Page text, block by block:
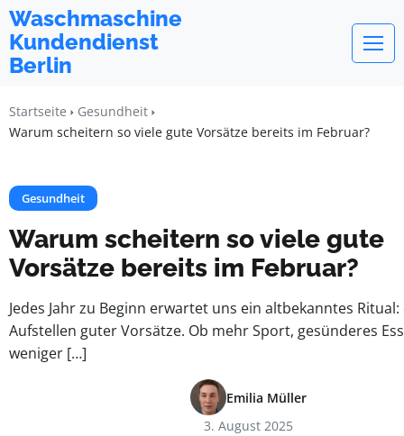
Waschmaschine
Kundendienst
Berlin
Startseite
Gesundheit
Warum scheitern so viele gute Vorsätze bereits im Februar?
Gesundheit
Warum scheitern so viele gute
Vorsätze bereits im Februar?
Jedes Jahr zu Beginn erwartet uns ein altbekanntes Ritual:
Aufstellen guter Vorsätze. Ob mehr Sport, gesünderes
weniger […]
Emilia Müller
3. August 2025